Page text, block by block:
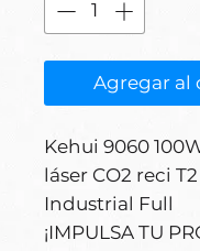
Agregar al
Kehui 9060
láser CO2 reci
Industrial Full
¡IMPULSA TU